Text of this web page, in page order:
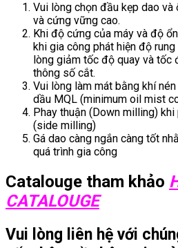
Vui lòng chọn đầu kẹp dao
và cứng vững cao.
Khi độ cứng của máy và độ
khi gia công phát hiện độ
lòng giảm tốc độ quay và tốc
thông số cắt.
Vui lòng làm mát bằng khí
dầu MQL (minimum oil mist
Phay thuận (Down milling)
(side milling)
Gá dao càng ngắn càng tốt
quá trình gia công
Catalouge tham khảo
CATALOUGE
Vui lòng liên hệ với